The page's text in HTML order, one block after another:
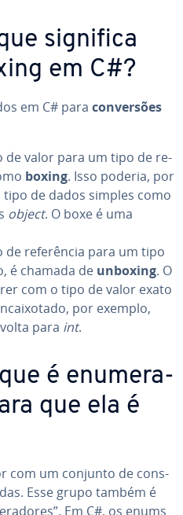
significa
em C#?
em C# para con­ver­sões
de valor para um tipo de re­
boxing. Isso poderia, por
de dados simples como
object. O boxe é uma
de re­fe­rên­cia para um tipo
é chamada de unboxing. O
com o tipo de valor exato
por exemplo,
para int.
é enu­me­ra­
que ela é
com um conjunto de cons­
Esse grupo também é
Em C#, os enums